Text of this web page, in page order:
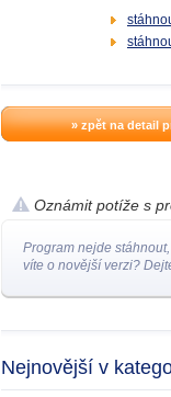
» zpět na detail
Oznámit potíže s
Program nejde
víte o novější verzi?
Nejnovější v